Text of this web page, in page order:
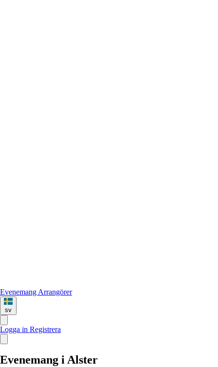
Evenemang Arrangörer
sv
Logga in Registrera
Evenemang i Alster